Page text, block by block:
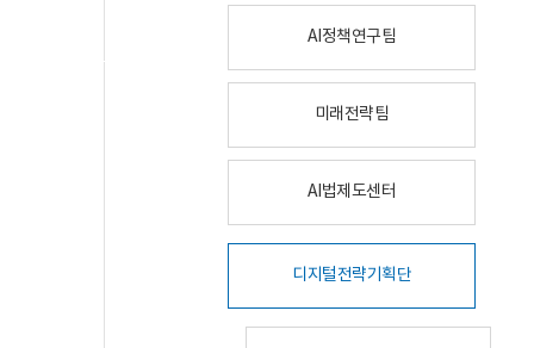
AI정책연구팀
미래전략팀
AI법제도센터
디지털전략기획단